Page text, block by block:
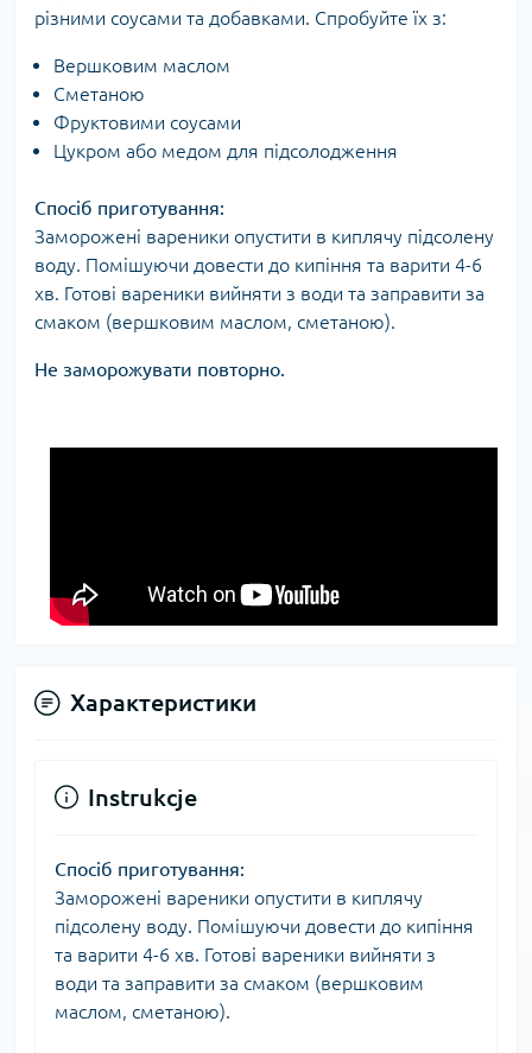
різними соусами та добавками. Спробуйте їх з:
Вершковим маслом
Сметаною
Фруктовими соусами
Цукром або медом для підсолодження
Спосіб приготування:
Заморожені вареники опустити в киплячу підсолену
воду. Помішуючи довести до кипіння та варити 4-6
хв. Готові вареники вийняти з води та заправити за
смаком (вершковим маслом, сметаною).
Не заморожувати повторно.
Характеристики
Instrukcje
Спосіб приготування:
Заморожені вареники опустити в киплячу
підсолену воду. Помішуючи довести до кипіння
та варити 4-6 хв. Готові вареники вийняти з
води та заправити за смаком (вершковим
маслом, сметаною).